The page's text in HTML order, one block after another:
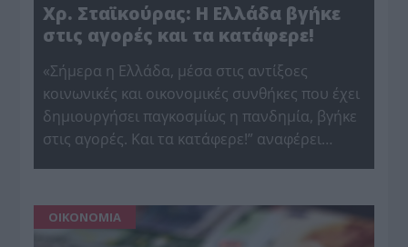
Χρ. Σταϊκούρας: Η Ελλάδα βγήκε
στις αγορές και τα κατάφερε!
«Σήμερα η Ελλάδα, μέσα στις αντίξοες
κοινωνικές και οικονομικές συνθήκες που έχει
δημιουργήσει παγκοσμίως η πανδημία, βγήκε
στις αγορές. Και τα κατάφερε!” αναφέρει…
ΟΙΚΟΝΟΜΙΑ